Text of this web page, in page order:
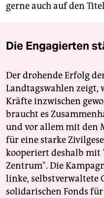
gerne auch auf den
Die Engagierten
Der drohende Erfolg
Landtagswahlen zeigt,
Kräfte inzwischen
braucht es
und vor allem mit den
für eine starke
kooperiert deshalb
Zentrum". Die
linke, selbstverwaltete
solidarischen Fonds